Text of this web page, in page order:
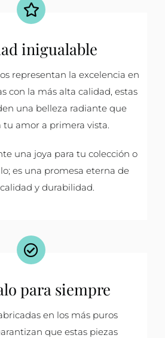
inigualable
representan la excelencia en
con la más alta calidad, estas
una belleza radiante que
tu amor a primera vista.
una joya para tu colección o
es una promesa eterna de
y durabilidad.
para siempre
en los más puros
que estas piezas